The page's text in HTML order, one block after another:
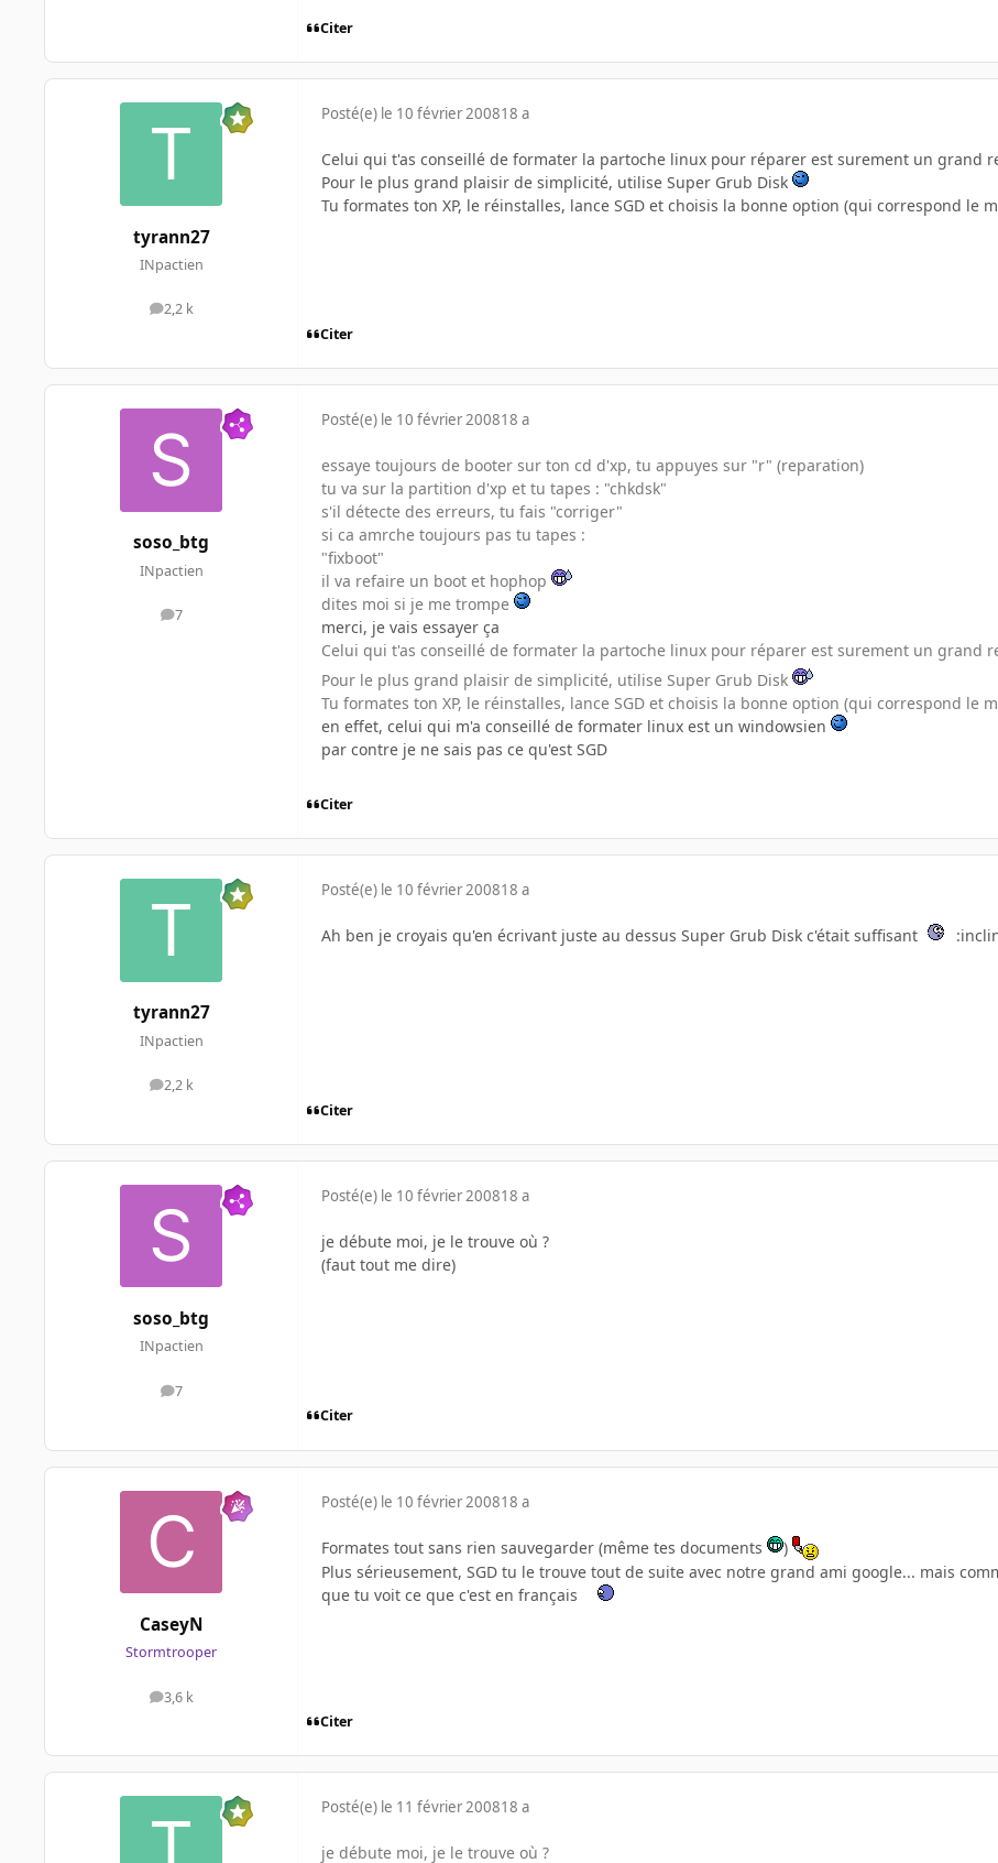
Citer
tyrann27
INpactien
2,2 k
messages
Posté(e) le 10 février 200818 a
Celui qui t'as conseillé de formater la partoche linux pour réparer est surement un grand
Pour le plus grand plaisir de simplicité, utilise Super Grub Disk
Tu formates ton XP, le réinstalles, lance SGD et choisis la bonne option (qui correspond le
Citer
soso_btg
INpactien
7
messages
Posté(e) le 10 février 200818 a
essaye toujours de booter sur ton cd d'xp, tu appuyes sur "r" (reparation)
tu va sur la partition d'xp et tu tapes : "chkdsk"
s'il détecte des erreurs, tu fais "corriger"
si ca amrche toujours pas tu tapes :
"fixboot"
il va refaire un boot et hophop
dites moi si je me trompe
merci, je vais essayer ça
Celui qui t'as conseillé de formater la partoche linux pour réparer est surement un grand
Pour le plus grand plaisir de simplicité, utilise Super Grub Disk
Tu formates ton XP, le réinstalles, lance SGD et choisis la bonne option (qui correspond le
en effet, celui qui m'a conseillé de formater linux est un windowsien
par contre je ne sais pas ce qu'est SGD
Citer
tyrann27
INpactien
2,2 k
messages
Posté(e) le 10 février 200818 a
Ah ben je croyais qu'en écrivant juste au dessus Super Grub Disk c'était suffisant
Citer
soso_btg
INpactien
7
messages
Posté(e) le 10 février 200818 a
je débute moi, je le trouve où ?
(faut tout me dire)
Citer
CaseyN
Stormtrooper
3,6 k
messages
Posté(e) le 10 février 200818 a
Formates tout sans rien sauvegarder (même tes documents
)
Plus sérieusement, SGD tu le trouve tout de suite avec notre grand ami google... mais
que tu voit ce que c'est en français
Citer
Posté(e) le 11 février 200818 a
je débute moi, je le trouve où ?